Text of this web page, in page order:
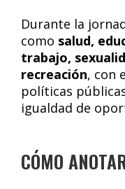
Durante la
como salud,
trabajo,
recreación, con
políticas
igualdad de
CÓMO